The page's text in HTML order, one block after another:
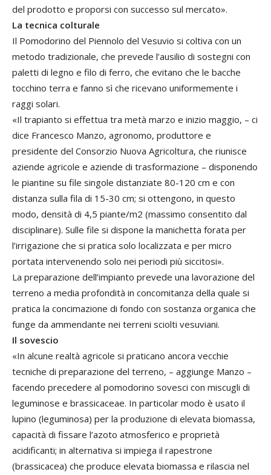
del prodotto e proporsi con successo sul mercato».
La tecnica colturale
Il Pomodorino del Piennolo del Vesuvio si coltiva con un
metodo tradizionale, che prevede l’ausilio di sostegni con
paletti di legno e filo di ferro, che evitano che le bacche
tocchino terra e fanno sì che ricevano uniformemente i
raggi solari.
«Il trapianto si effettua tra metà marzo e inizio maggio, – ci
dice Francesco Manzo, agronomo, produttore e
presidente del Consorzio Nuova Agricoltura, che riunisce
aziende agricole e aziende di trasformazione – disponendo
le piantine su file singole distanziate 80-120 cm e con
distanza sulla fila di 15-30 cm; si ottengono, in questo
modo, densità di 4,5 piante/m2 (massimo consentito dal
disciplinare). Sulle file si dispone la manichetta forata per
l’irrigazione che si pratica solo localizzata e per micro
portata intervenendo solo nei periodi più siccitosi».
La preparazione dell’impianto prevede una lavorazione del
terreno a media profondità in concomitanza della quale si
pratica la concimazione di fondo con sostanza organica che
funge da ammendante nei terreni sciolti vesuviani.
Il sovescio
«In alcune realtà agricole si praticano ancora vecchie
tecniche di preparazione del terreno, – aggiunge Manzo –
facendo precedere al pomodorino sovesci con miscugli di
leguminose e brassicaceae. In particolar modo è usato il
lupino (leguminosa) per la produzione di elevata biomassa,
capacità di fissare l’azoto atmosferico e proprietà
acidificanti; in alternativa si impiega il rapestrone
(brassicacea) che produce elevata biomassa e rilascia nel